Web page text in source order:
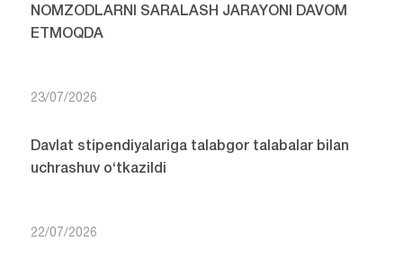
NOMZODLARNI SARALASH JARAYONI DAVOM
ETMOQDA
23/07/2026
Davlat stipendiyalariga talabgor talabalar bilan
uchrashuv o‘tkazildi
22/07/2026